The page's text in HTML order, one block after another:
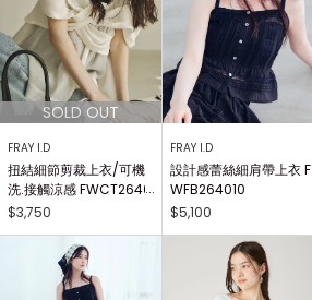
FRAY I.D
扭結細節剪裁上衣/可機
洗.接觸涼感 FWCT2640
25
$3,750
FRAY I.D
設計感蕾絲細肩帶上衣 F
WFB264010
$5,100